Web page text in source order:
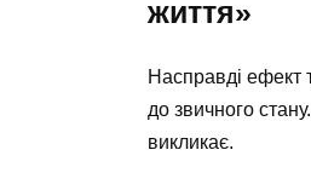
життя»
Насправді ефект
до звичного
викликає.